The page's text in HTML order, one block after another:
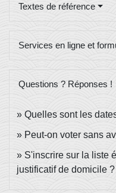
Textes de référence
Services en ligne et
Questions ? Réponses !
Quelles sont les
Peut-on voter sans
S'inscrire sur la liste
justificatif de domicile ?